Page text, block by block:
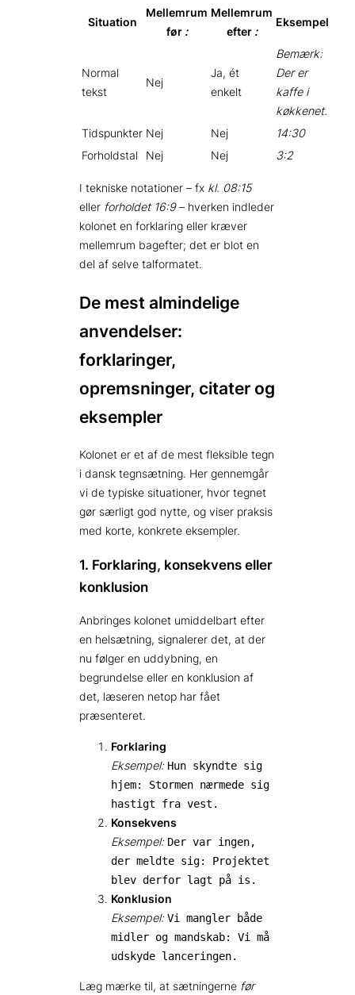
Situation
Mellemrum
før :
Mellemrum
efter :
Eksempel
Normal
tekst
Nej
Ja, ét
enkelt
Bemærk:
Der er
kaffe i
køkkenet.
Tidspunkter Nej Nej
14:30
Forholdstal
Nej Nej 3:2
I tekniske notationer – fx kl. 08:15
eller forholdet 16:9– hverken indleder
kolonet en forklaring eller kræver
mellemrum bagefter; det er blot en
del af selve talformatet.
De mest almindelige
anvendelser:
forklaringer,
opremsninger, citater og
eksempler
Kolonet er et af de mest fleksible tegn
i dansk tegnsætning. Her gennemgår
vi de typiske situationer, hvor tegnet
gør særligt god nytte, og viser praksis
med korte, konkrete eksempler.
1. Forklaring, konsekvens eller
konklusion
Anbringes kolonet umiddelbart efter
en helsætning, signalerer det, at der
nu følger en uddybning, en
begrundelse eller en konklusion af
det, læseren netop har fået
præsenteret.
Forklaring
Eksempel: Hun skyndte sig
hjem: Stormen nærmede sig
hastigt fra vest.
Konsekvens
Eksempel: Der var ingen,
der meldte sig: Projektet
blev derfor lagt på is.
Konklusion
Eksempel: Vi mangler både
midler og mandskab: Vi må
udskyde lanceringen.
Læg mærke til, at sætningerne før